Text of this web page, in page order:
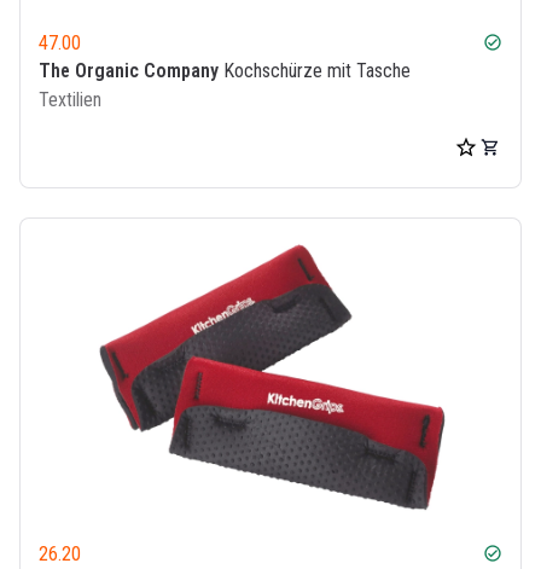
47.00 check_circle
The Organic Company Kochschürze mit Tasche
Textilien
26.20 check_circle